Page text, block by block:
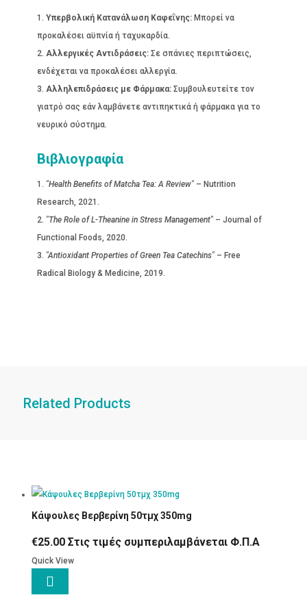
Υπερβολική Κατανάλωση Καφεΐνης:Μπορεί να
προκαλέσει αϋπνία ή ταχυκαρδία.
Αλλεργικές Αντιδράσεις:Σε σπάνιες περιπτώσεις,
ενδέχεται να προκαλέσει αλλεργία.
Αλληλεπιδράσεις με Φάρμακα:Συμβουλευτείτε τον
γιατρό σας εάν λαμβάνετε αντιπηκτικά ή φάρμακα για το
νευρικό σύστημα.
Βιβλιογραφία
"Health Benefits of Matcha Tea: A Review"– Nutrition
Research, 2021.
"The Role of L-Theanine in Stress Management"– Journal of
Functional Foods, 2020.
"Antioxidant Properties of Green Tea Catechins"– Free
Radical Biology & Medicine, 2019.
Related Products
Κάψουλες Βερβερίνη 50τμχ 350mg
€25.00 Στις τιμές συμπεριλαμβάνεται Φ.Π.Α
Quick View
